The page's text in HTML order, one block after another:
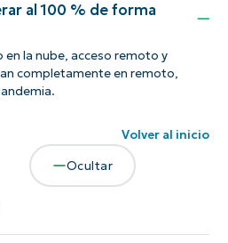
al 100 % de forma
en la nube, acceso remoto y
completamente en remoto,
Volver al inicio
Ocultar